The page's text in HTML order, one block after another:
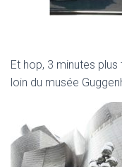
Et hop, 3 minutes
loin du musée